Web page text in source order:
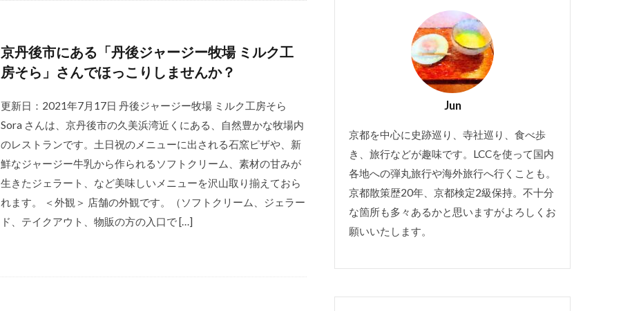
京丹後市にある「丹後ジャージー牧場 ミルク工
房そら」さんでほっこりしませんか？
更新日：2021年7月17日 丹後ジャージー牧場 ミルク工房そら
Sora さんは、京丹後市の久美浜湾近くにある、自然豊かな牧場内
のレストランです。土日祝のメニューに出される石窯ピザや、新
鮮なジャージー牛乳から作られるソフトクリーム、素材の甘みが
生きたジェラート、など美味しいメニューを沢山取り揃えておら
れます。 ＜外観＞ 店舗の外観です。（ソフトクリーム、ジェラー
ド、テイクアウト、物販の方の入口で […]
Jun
京都を中心に史跡巡り、寺社巡り、食べ歩
き、旅行などが趣味です。LCCを使って国内
各地への弾丸旅行や海外旅行へ行くことも。
京都散策歴20年、京都検定2級保持。不十分
な箇所も多々あるかと思いますがよろしくお
願いいたします。